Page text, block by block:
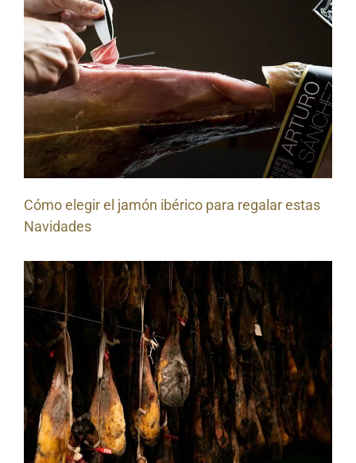
Cómo elegir el jamón ibérico para regalar estas
Navidades